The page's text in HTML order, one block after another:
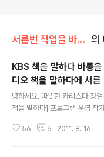
서른번 직업을 바꾼 남자 의
KBS 책을 말하다 바통
디오 책을 말하다에 서
녕하세요. 따뜻한 카리스마 정
책을 말하다] 프로그램 운영 작
이 될 예정이라고 합니다. 아무
56 6 2011. 8. 16.